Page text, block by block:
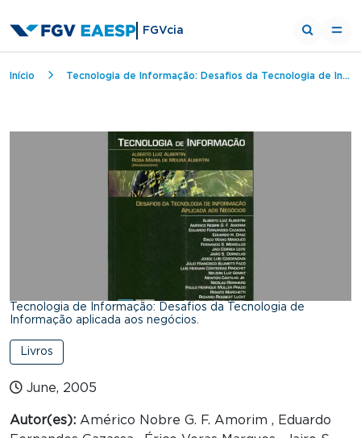
FGVcia
Breadcrumb
Início Tecnologia de Informação: Desafios da Tecnologia de Informação aplicada aos negócios.
Tecnologia de Informação: Desafios da Tecnologia de
Informação aplicada aos negócios.
Livros
June, 2005
Autor(es): Américo Nobre G. F. Amorim , Eduardo